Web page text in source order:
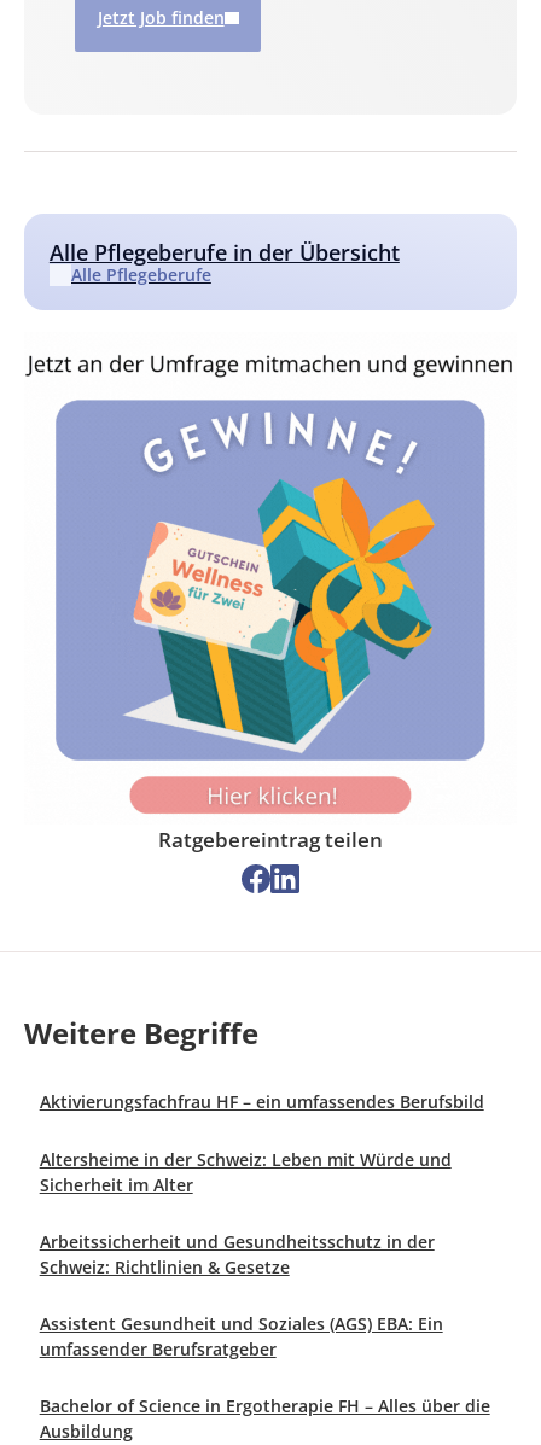
Jetzt Job finden
Alle Pflegeberufe in der Übersicht
Alle Pflegeberufe
Ratgebereintrag teilen
Weitere Begriffe
Aktivierungsfachfrau HF – ein umfassendes Berufsbild
Altersheime in der Schweiz: Leben mit Würde und
Sicherheit im Alter
Arbeitssicherheit und Gesundheitsschutz in der
Schweiz: Richtlinien & Gesetze
Assistent Gesundheit und Soziales (AGS) EBA: Ein
umfassender Berufsratgeber
Bachelor of Science in Ergotherapie FH – Alles über die
Ausbildung